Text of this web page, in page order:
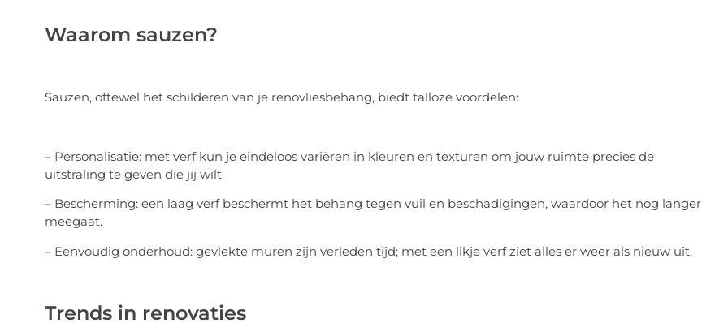
Waarom sauzen?
Sauzen, oftewel het schilderen van je renovliesbehang, biedt talloze voordelen:
– Personalisatie: met verf kun je eindeloos variëren in kleuren en texturen om jouw ruimte precies de
uitstraling te geven die jij wilt.
– Bescherming: een laag verf beschermt het behang tegen vuil en beschadigingen, waardoor het nog langer
meegaat.
– Eenvoudig onderhoud: gevlekte muren zijn verleden tijd; met een likje verf ziet alles er weer als nieuw uit.
Trends in renovaties